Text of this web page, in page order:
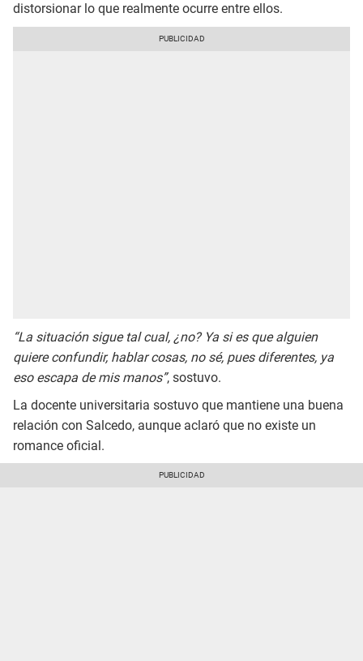
distorsionar lo que realmente ocurre entre ellos.
“La situación sigue tal cual, ¿no? Ya si es que alguien
quiere confundir, hablar cosas, no sé, pues diferentes, ya
eso escapa de mis manos”, sostuvo.
La docente universitaria sostuvo que mantiene una buena
relación con Salcedo, aunque aclaró que no existe un
romance oficial.